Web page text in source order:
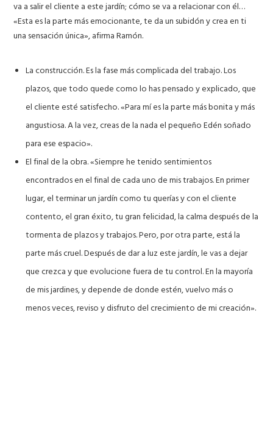
va a salir el cliente a este jardín; cómo se va a relacionar con él…
«Esta es la parte más emocionante, te da un subidón y crea en ti
una sensación única», afirma Ramón.
La construcción.Es la fase más complicada del trabajo. Los
plazos, que todo quede como lo has pensado y explicado, que
el cliente esté satisfecho. «Para mí es la parte más bonita y más
angustiosa. A la vez, creas de la nada el pequeño Edén soñado
para ese espacio».
El finalde la obra. «Siempre he tenido sentimientos
encontrados en el final de cada uno de mis trabajos. En primer
lugar, el terminar un jardín como tu querías y con el cliente
contento, el gran éxito, tu gran felicidad, la calma después de la
tormenta de plazos y trabajos. Pero, por otra parte, está la
parte más cruel. Después de dar a luz este jardín, le vas a dejar
que crezca y que evolucione fuera de tu control. En la mayoría
de mis jardines, y depende de donde estén, vuelvo más o
menos veces, reviso y disfruto del crecimiento de mi creación».